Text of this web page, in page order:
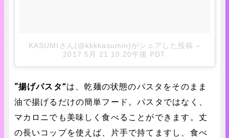
KASUMIさん(@kkkkasumin)がシェアした投稿 –
2017 5月 21 10:20午後 PDT
“揚げパスタ”は、乾麺の状態のパスタをそのまま
油で揚げるだけの簡単フード。パスタではなく、
マカロニでも美味しく食べることができます。丈
の長いコップを使えば、片手で持てますし、食べ